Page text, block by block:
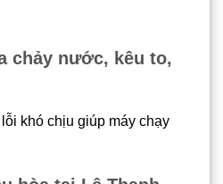
chảy nước, kêu to,
khó chịu giúp máy chạy